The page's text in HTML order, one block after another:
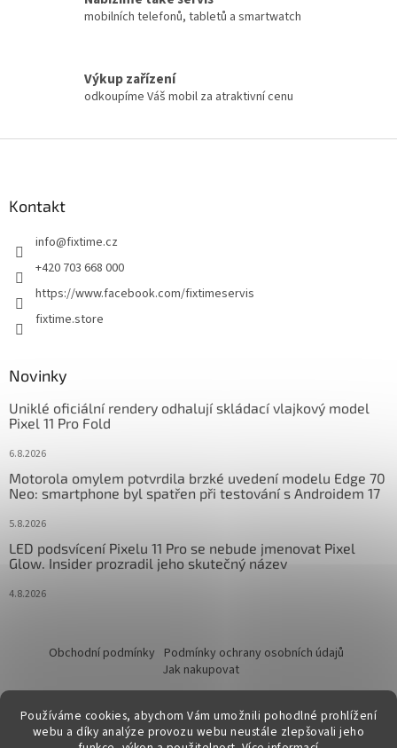
Používáme cookies, abychom Vám umožnili pohodlné prohlížení
webu a díky analýze provozu webu neustále zlepšovali jeho
mobilních telefonů, tabletů a smartwatch
Výkup zařízení
odkoupíme Váš mobil za atraktivní cenu
Kontakt
info@fixtime.cz
+420 703 668 000
https://www.facebook.com/fixtimeservis
fixtime.store
Novinky
Uniklé oficiální rendery odhalují skládací vlajkový model
Pixel 11 Pro Fold
6.8.2026
Motorola omylem potvrdila brzké uvedení modelu Edge 70
Neo: smartphone byl spatřen při testování s Androidem 17
5.8.2026
LED podsvícení Pixelu 11 Pro se nebude jmenovat Pixel
Glow. Insider prozradil jeho skutečný název
4.8.2026
Obchodní podmínky Podmínky ochrany osobních údajů
Jak nakupovat